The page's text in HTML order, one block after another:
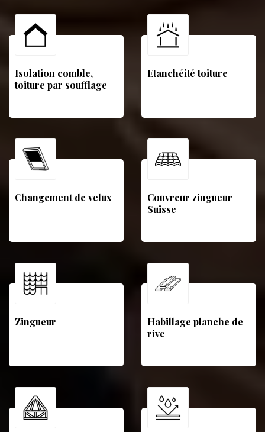
Isolation comble,
toiture par soufflage
Etanchéité toiture
Changement de velux
Couvreur zingueur
Suisse
Zingueur
Habillage planche de
rive